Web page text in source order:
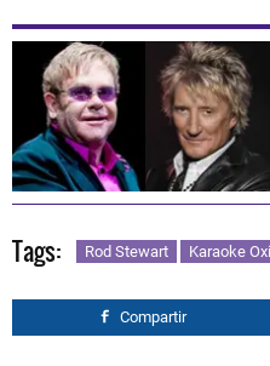
Tags: Rod Stewart Karaoke
Compartir